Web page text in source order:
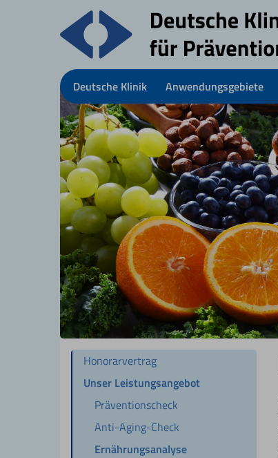
Deutsche Klinik Anwendungsgebiete
Honorarvertrag
Unser Leistungsangebot
Präventionscheck
Anti-Aging-Check
Ernährungsanalyse